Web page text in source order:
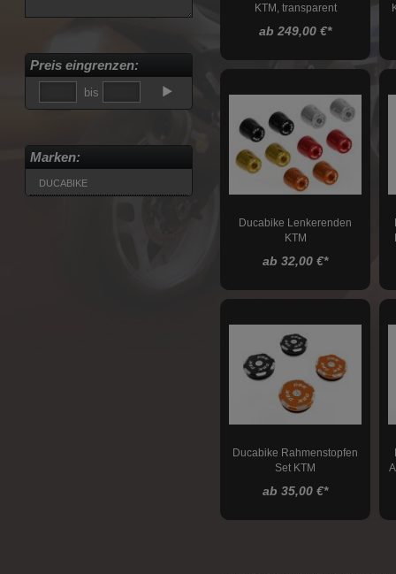
KTM, transparent
ab 249,00 €*
Ducabike Lenkerenden
KTM
ab 32,00 €*
Ducabike Rahmenstopfen
Set KTM
ab 35,00 €*
Preis eingrenzen:
bis
Marken:
DUCABIKE